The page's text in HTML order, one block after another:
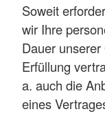
Soweit
wir Ihre
Dauer
Erfüllung
a. auch die
eines